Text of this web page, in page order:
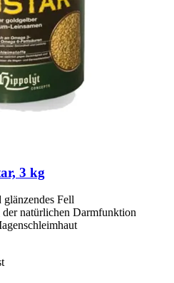
3 kg
glänzendes Fell
natürlichen Darmfunktion